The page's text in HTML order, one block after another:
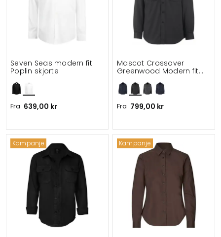
Seven Seas modern fit
Poplin skjorte
Fra 639,00 kr
Mascot Crossover
Greenwood Modern fit
Fra 799,00 kr
Kampanje Kampanje